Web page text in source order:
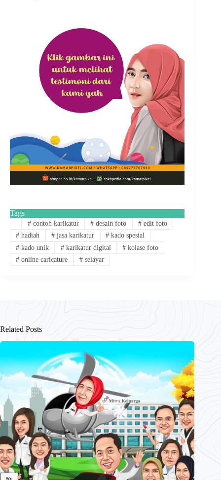
Tags
#contoh karikatur # desain foto # edit foto
#hadiah #jasa karikatur # kado spesial
#kado unik #karikatur digital # kolase foto
#online caricature #selayar
Related Posts